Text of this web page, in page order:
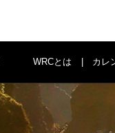
WRCとは カレ